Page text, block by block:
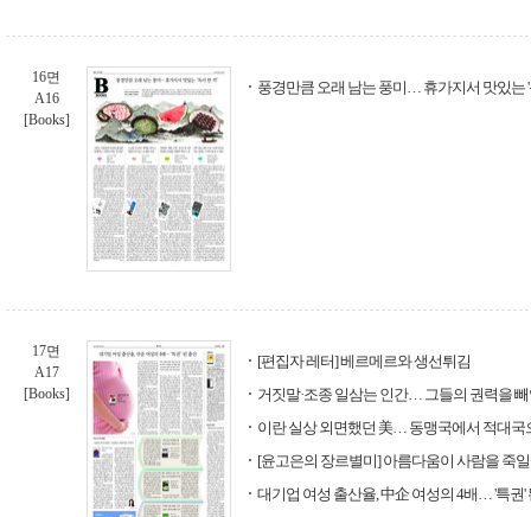
16면
A16
[Books]
풍경만큼 오래 남는 풍미… 휴가지서 맛있는 '
17면
A17
[Books]
[편집자 레터] 베르메르와 생선튀김
거짓말·조종 일삼는 인간… 그들의 권력을
이란 실상 외면했던 美… 동맹국에서 적대국
[윤고은의 장르별미] 아름다움이 사람을 죽
대기업 여성 출산율, 中企 여성의 4배… '특권'